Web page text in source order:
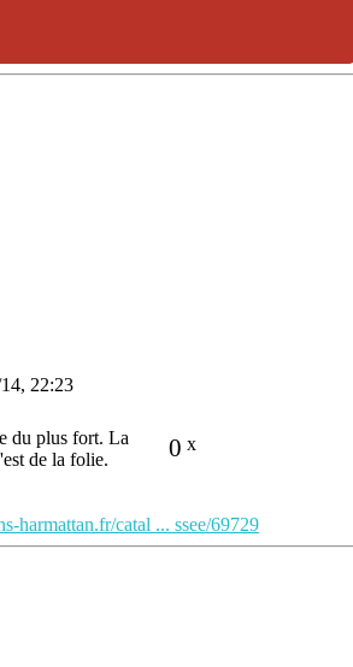
22:23
0 x
du plus fort. La
de la folie.
harmattan.fr/catal ... ssee/69729